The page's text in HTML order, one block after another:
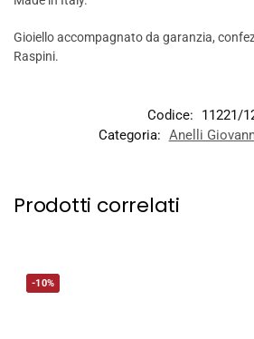
Gioiello accompagnato da garanzia,
Raspini.
Codice:
11221/
Categoria: Anelli
Prodotti correlati
-10%